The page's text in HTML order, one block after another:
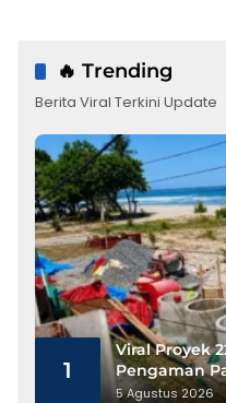
🔥 Trending
Berita Viral Terkini Update
1
Viral Proyek
Pengaman
Gunakan
5 Agustus 2026